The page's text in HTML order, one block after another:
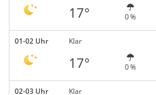
17° 0 %
01-02 Uhr Klar
17° 0 %
02-03 Uhr Klar